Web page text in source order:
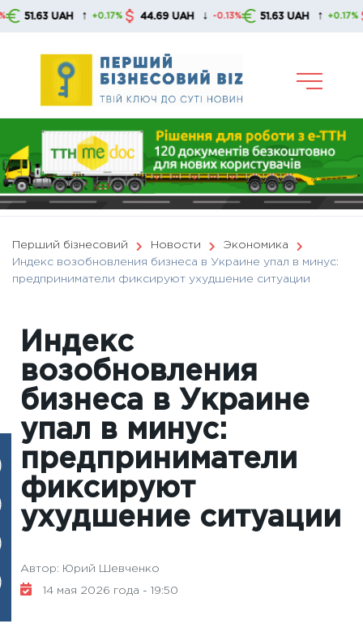
Skip
UAH ↑ +0.17% 44.69 UAH ↓ -0.13% 51.63 UAH ↑ +0.17%
Перший бізнесовий Новости
Экономика
Индекс возобновления бизнеса в Украине упал в минус:
предприниматели фиксируют ухудшение ситуации
Индекс
возобновления
бизнеса в Украине
упал в минус:
предприниматели
фиксируют
ухудшение ситуации
Автор: Юрий Шевченко
14 мая 2026 года - 19:50